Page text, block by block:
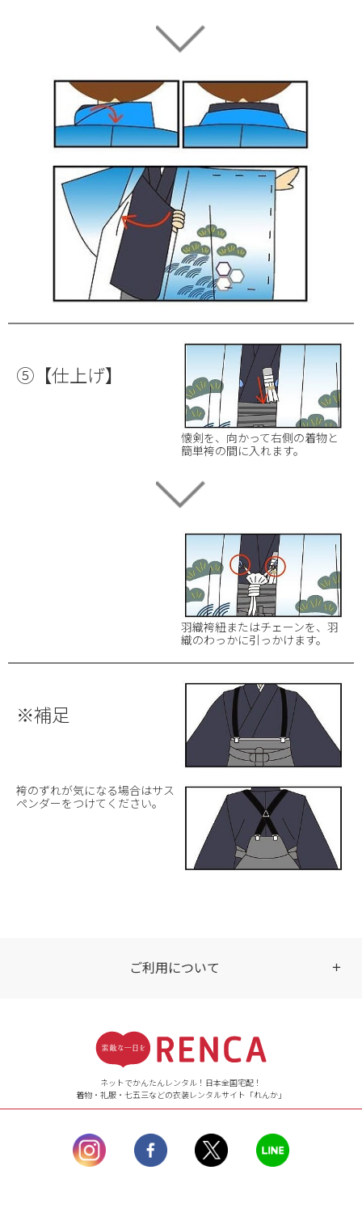
⑤【仕上げ】
懐剣を、向かって右側の着物と
簡単袴の間に入れます。
羽織袴紐またはチェーンを、羽
織のわっかに引っかけます。
※補足
袴のずれが気になる場合はサス
ペンダーをつけてください。
ご利用について
【ご注文（インターネット）】
24時間年中無休
【お問い合わせ窓口（メー
土曜日、日曜日、臨
時休業日を除く。
営業時間外にいただ
ネットでかんたんレンタル！日本全国宅配！
着物・礼服・七五三などの衣装レンタルサイト「れんか」